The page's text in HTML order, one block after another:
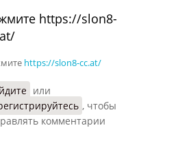
https://slon8-
https://slon8-cc.at/
или
, чтобы
комментарии